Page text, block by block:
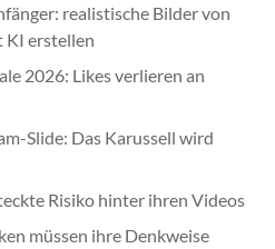
realistische Bilder von
KI erstellen
2026: Likes verlieren an
Slide: Das Karussell wird
Risiko hinter ihren Videos
müssen ihre Denkweise